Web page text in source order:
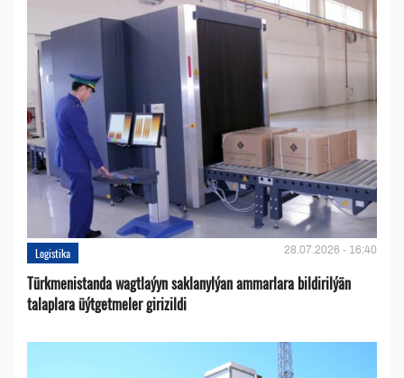
Logistika 28.07.2026 - 16:40
Türkmenistanda wagtlaýyn saklanylýan ammarlara bildirilýän
talaplara üýtgetmeler girizildi